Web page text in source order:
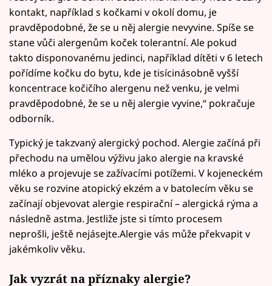
kontakt, například s kočkami v okolí domu, je
pravděpodobné, že se u něj alergie nevyvine. Spíše se
stane vůči alergenům koček tolerantní. Ale pokud
takto disponovanému jedinci, například dítěti v 6 letech
pořídíme kočku do bytu, kde je tisícinásobně vyšší
koncentrace kočičího alergenu než venku, je velmi
pravděpodobné, že se u něj alergie vyvine,“ pokračuje
odborník.
Typický je takzvaný alergický pochod. Alergie začíná při
přechodu na umělou výživu jako alergie na kravské
mléko a projevuje se zažívacími potížemi. V kojeneckém
věku se rozvine atopický ekzém a v batolecím věku se
začínají objevovat alergie respirační – alergická rýma a
následně astma. Jestliže jste si tímto procesem
neprošli, ještě nejásejte.Alergie vás může překvapit v
jakémkoliv věku.
Jak vyzrát na příznaky alergie?